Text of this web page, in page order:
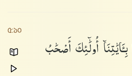
৫:১০
بِـَٔايَٰتِنَآأُو۟لَٰٓئِكَأَصْحَٰبُ